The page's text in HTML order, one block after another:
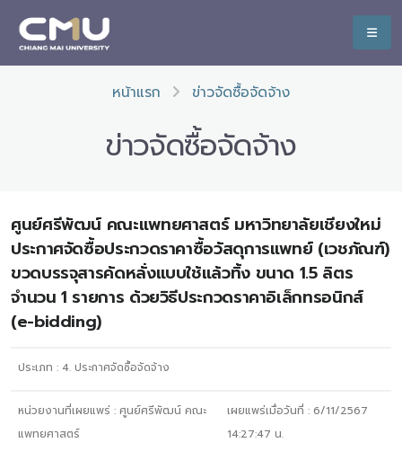
หน้าแรก ข่าวจัดซื้อจัดจ้าง
ข่าวจัดซื้อจัดจ้าง
ศูนย์ศรีพัฒน์ คณะแพทยศาสตร์ มหาวิทยาลัยเชียงใหม่
ประกาศจัดซื้อประกวดราคาซื้อวัสดุการแพทย์ (เวชภัณฑ์)
ขวดบรรจุสารคัดหลั่งแบบใช้แล้วทิ้ง ขนาด 1.5 ลิตร
จำนวน 1 รายการ ด้วยวิธีประกวดราคาอิเล็กทรอนิกส์
(e-bidding)
ประเภท : 4. ประกาศจัดซื้อจัดจ้าง
หน่วยงานที่เผยแพร่ : ศูนย์ศรีพัฒน์ คณะ
แพทยศาสตร์
เผยแพร่เมื่อวันที่ : 6/11/2567
14:27:47 น.